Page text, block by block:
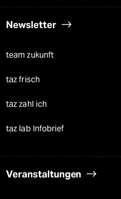
Newsletter
team zukunft
taz frisch
taz zahl ich
taz lab Infobrief
Veranstaltungen